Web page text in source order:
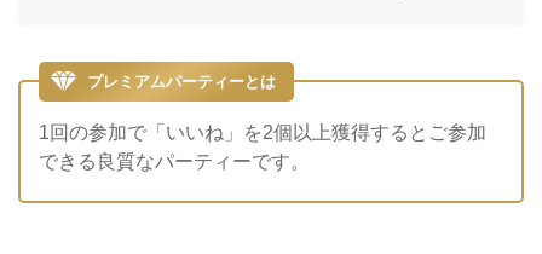
プレミアムパーティーとは
1回の参加で「いいね」を2個以上獲得するとご参加
できる良質なパーティーです。